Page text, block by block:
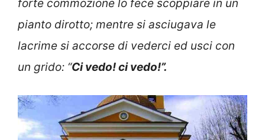
forte commozione lo fece scoppiare in un
pianto dirotto; mentre si asciugava le
lacrime si accorse di vederci ed usci con
un grido: “Ci vedo! ci vedo!”.